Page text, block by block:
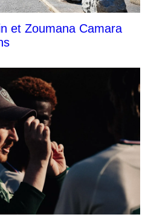
et Zoumana Camara